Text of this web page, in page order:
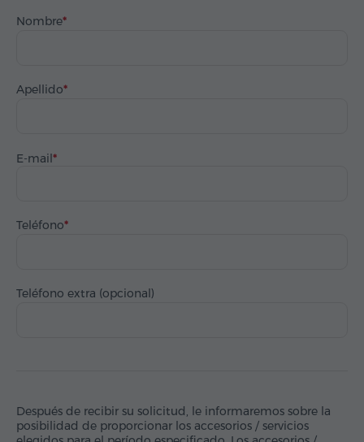
Nombre
Apellido
E-mail
Teléfono
Teléfono extra (opcional)
Después de recibir su solicitud, le informaremos sobre la
posibilidad de proporcionar los accesorios / servicios